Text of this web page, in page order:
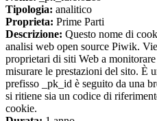
Tipologia: analitico
Proprieta: Prime Parti
Descrizione: Questo nome di
analisi web open source Piwik.
proprietari di siti Web a
misurare le prestazioni del sito. È
prefisso _pk_id è seguito da una
si ritiene sia un codice di
cookie.